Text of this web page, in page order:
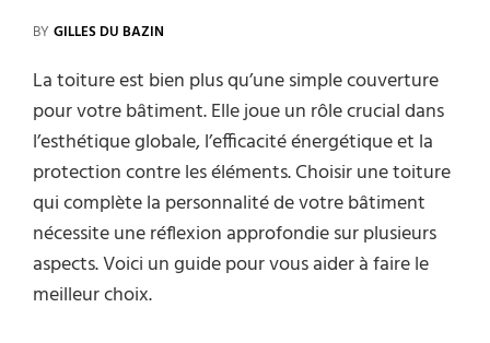
BY GILLES DU BAZIN
La toiture est bien plus qu’une simple couverture
pour votre bâtiment. Elle joue un rôle crucial dans
l’esthétique globale, l’efficacité énergétique et la
protection contre les éléments. Choisir une toiture
qui complète la personnalité de votre bâtiment
nécessite une réflexion approfondie sur plusieurs
aspects. Voici un guide pour vous aider à faire le
meilleur choix.